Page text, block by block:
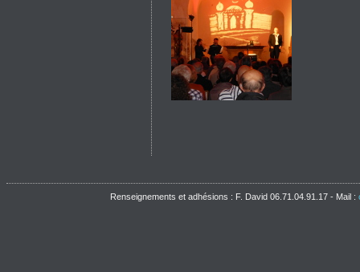
Renseignements et adhésions : F. David 06.71.04.91.17 - Mail :